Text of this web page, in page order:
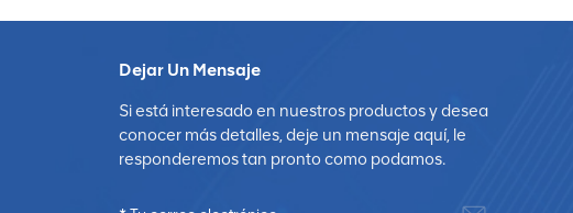
Dejar Un Mensaje
Si está interesado en nuestros productos y desea
conocer más detalles, deje un mensaje aquí, le
responderemos tan pronto como podamos.